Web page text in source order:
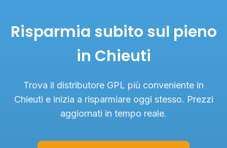
Risparmia subito sul pieno
in Chieuti
Trova il distributore GPL più conveniente in
Chieuti e inizia a risparmiare oggi stesso. Prezzi
aggiornati in tempo reale.